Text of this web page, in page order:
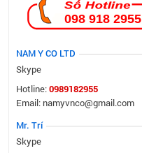
098 918 2955
NAM Y CO LTD
Skype
Hotline:0989182955
Email: namyvnco@gmail.com
Mr. Trí
Skype